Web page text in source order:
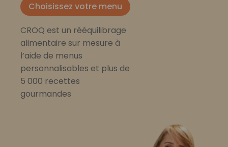
Choisissez votre menu
CROQ est un rééquilibrage
alimentaire sur mesure à
l’aide de menus
personnalisables et plus de
5 000 recettes
gourmandes